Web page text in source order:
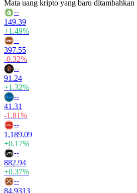
Mata uang kripto yang baru ditambahkan
--
149.39
+1.49%
--
397.55
-0.32%
--
91.24
+1.32%
--
41.31
-1.81%
--
1,189.09
+0.17%
--
882.94
+0.37%
--
84.9313